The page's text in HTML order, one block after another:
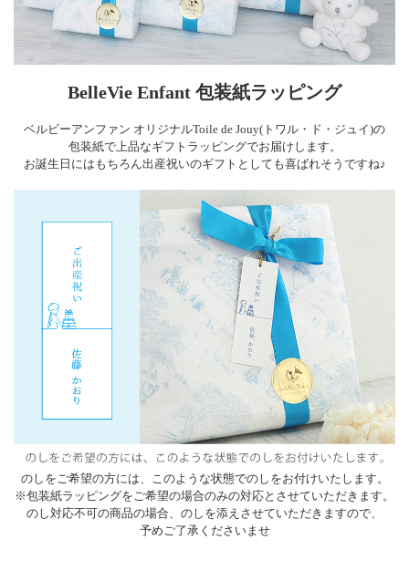
BelleVie Enfant 包装紙ラッピング
ベルビーアンファン オリジナルToile de Jouy(トワル・ド・ジュイ)の
包装紙で上品なギフトラッピングでお届けします。
お誕生日にはもちろん出産祝いのギフトとしても喜ばれそうですね♪
のしをご希望の方には、このような状態でのしをお付けいたします。
※包装紙ラッピングをご希望の場合のみの対応とさせていただきます。
のし対応不可の商品の場合、のしを添えさせていただきますので、
予めご了承くださいませ